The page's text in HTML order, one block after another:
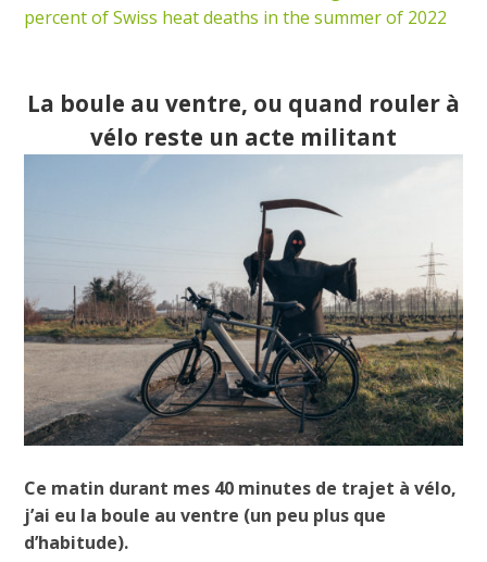
percent of Swiss heat deaths in the summer of 2022
La boule au ventre, ou quand rouler à
vélo reste un acte militant
Ce matin durant mes 40 minutes de trajet à vélo,
j’ai eu la boule au ventre (un peu plus que
d’habitude).